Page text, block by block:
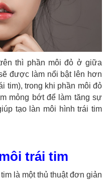
thì phần môi đỏ ở giữa
được làm nổi bật lên hơn
tim), trong khi phần môi đỏ
mỏng bớt để làm tăng sự
tạo làn môi hình trái tim
trái tim
là một thủ thuật đơn giản